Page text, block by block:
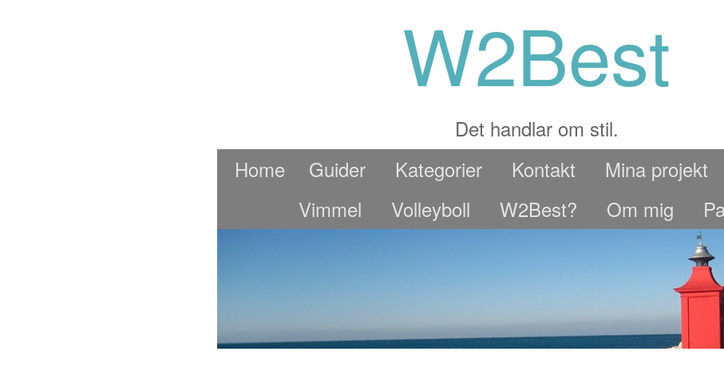
W2Best
Det handlar om stil.
Home
Guider Kategorier Kontakt Mina projekt
Vimmel
Volleyboll W2Best? Om mig